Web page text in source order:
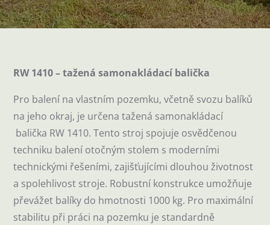
RW 1410 – tažená samonakládací balička
Pro balení na vlastním pozemku, včetně svozu balíků
na jeho okraj, je určena tažená samonakládací
balička RW 1410. Tento stroj spojuje osvědčenou
techniku balení otočným stolem s moderními
technickými řešeními, zajišťujícími dlouhou životnost
a spolehlivost stroje. Robustní konstrukce umožňuje
převážet balíky do hmotnosti 1000 kg. Pro maximální
stabilitu při práci na pozemku je standardně